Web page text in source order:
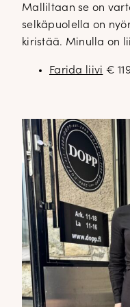
Malliltaan se on
selkäpuolella on
kiristää. Minulla on
Farida liivi €